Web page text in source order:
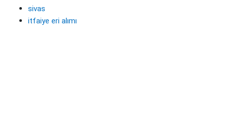
sivas
itfaiye eri alımı